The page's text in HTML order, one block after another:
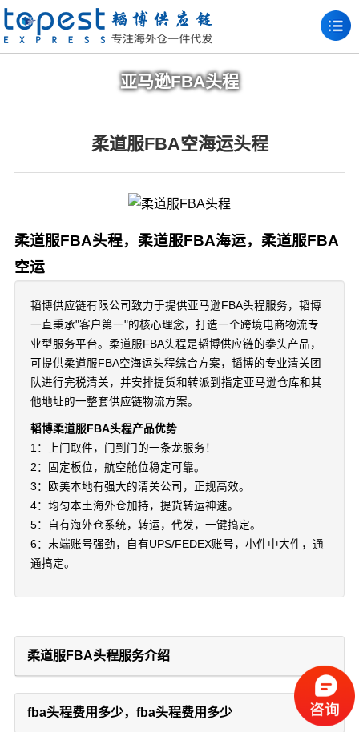
亚马逊FBA头程
柔道服FBA空海运头程
柔道服FBA头程，柔道服FBA海运，柔道服FBA
空运
韬博供应链有限公司致力于提供亚马逊FBA头程服务，韬博
一直秉承"客户第一"的核心理念，打造一个跨境电商物流专
业型服务平台。柔道服FBA头程是韬博供应链的拳头产品，
可提供柔道服FBA空海运头程综合方案，韬博的专业清关团
队进行完税清关，并安排提货和转派到指定亚马逊仓库和其
他地址的一整套供应链物流方案。
韬博柔道服FBA头程产品优势
1：上门取件，门到门的一条龙服务！
2：固定板位，航空舱位稳定可靠。
3：欧美本地有强大的清关公司，正规高效。
4：均匀本土海外仓加持，提货转运神速。
5：自有海外仓系统，转运，代发，一键搞定。
6：末端账号强劲，自有UPS/FEDEX账号，小件中大件，通
通搞定。
柔道服FBA头程服务介绍
fba头程费用多少，fba头程费用多少